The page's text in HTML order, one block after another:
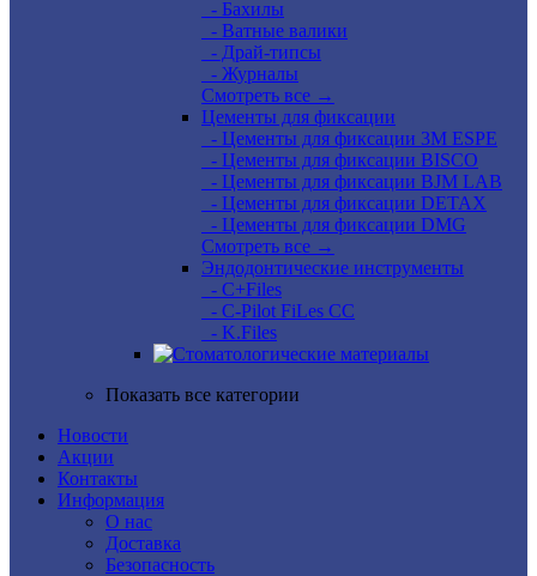
- Бахилы
- Ватные валики
- Драй-типсы
- Журналы
Смотреть все →
Цементы для фиксации
- Цементы для фиксации 3M ESPE
- Цементы для фиксации BISCO
- Цементы для фиксации BJM LAB
- Цементы для фиксации DETAX
- Цементы для фиксации DMG
Смотреть все →
Эндодонтические инструменты
- C+Files
- C-Pilot FiLes CC
- K.Files
Показать все категории
Новости
Акции
Контакты
Информация
О нас
Доставка
Безопасность